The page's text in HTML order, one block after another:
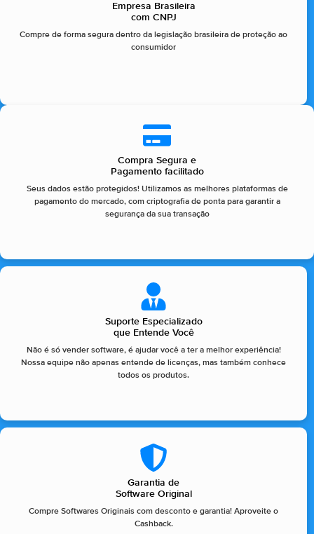
Empresa Brasileira
com CNPJ
Compre de forma segura dentro da legislação brasileira de proteção ao
consumidor
Compra Segura e
Pagamento facilitado
Seus dados estão protegidos! Utilizamos as melhores plataformas de
pagamento do mercado, com criptografia de ponta para garantir a
segurança da sua transação
Suporte Especializado
que Entende Você
Não é só vender software, é ajudar você a ter a melhor experiência!
Nossa equipe não apenas entende de licenças, mas também conhece
todos os produtos.
Garantia de
Software Original
Compre Softwares Originais com desconto e garantia! Aproveite o
Cashback.